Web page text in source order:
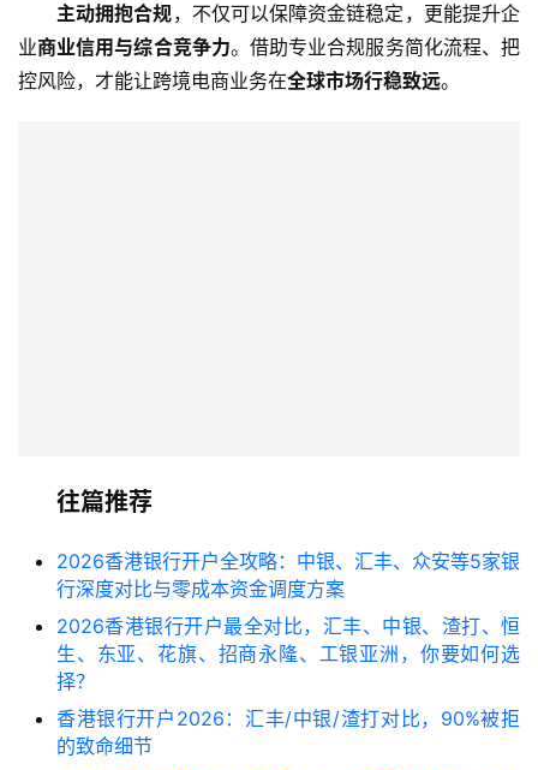
主动拥抱合规，不仅可以保障资金链稳定，更能提升企
业商业信用与综合竞争力。借助专业合规服务简化流程、把
控风险，才能让跨境电商业务在全球市场行稳致远。
往篇推荐
2026香港银行开户全攻略：中银、汇丰、众安等5家银
行深度对比与零成本资金调度方案
2026香港银行开户最全对比，汇丰、中银、渣打、恒
生、东亚、花旗、招商永隆、工银亚洲，你要如何选
择？
香港银行开户2026：汇丰/中银/渣打对比，90%被拒
的致命细节